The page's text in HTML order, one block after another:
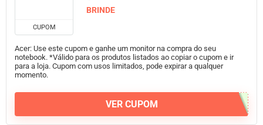
CUPOM
BRINDE
Acer: Use este cupom e ganhe um monitor na compra do seu
notebook. *Válido para os produtos listados ao copiar o cupom e ir
para a loja. Cupom com usos limitados, pode expirar a qualquer
momento.
VER CUPOM